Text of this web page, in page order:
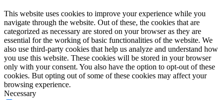
This website uses cookies to improve your experience while you
navigate through the website. Out of these, the cookies that are
categorized as necessary are stored on your browser as they are
essential for the working of basic functionalities of the website. We
also use third-party cookies that help us analyze and understand how
you use this website. These cookies will be stored in your browser
only with your consent. You also have the option to opt-out of these
cookies. But opting out of some of these cookies may affect your
browsing experience.
Necessary